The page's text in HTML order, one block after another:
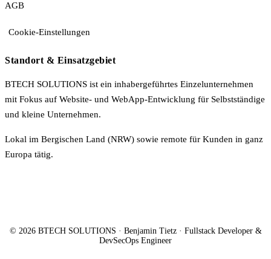
AGB
Cookie-Einstellungen
Standort & Einsatzgebiet
BTECH SOLUTIONS ist ein inhabergeführtes Einzelunternehmen
mit Fokus auf Website- und WebApp-Entwicklung für Selbstständige
und kleine Unternehmen.
Lokal im Bergischen Land (NRW) sowie remote für Kunden in ganz
Europa tätig.
© 2026 BTECH SOLUTIONS · Benjamin Tietz · Fullstack Developer &
DevSecOps Engineer